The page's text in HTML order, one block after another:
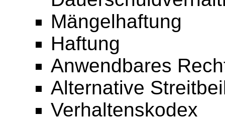
Mängelhaftung
Haftung
Anwendbares
Alternative
Verhaltenskodex